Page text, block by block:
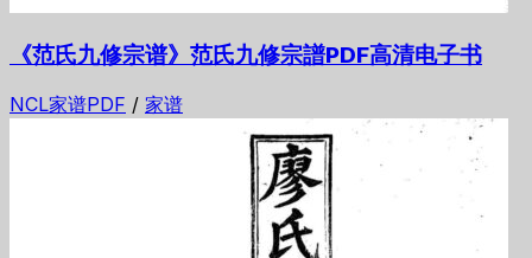
《范氏九修宗谱》范氏九修宗譜PDF高清电子书
NCL家谱PDF / 家谱